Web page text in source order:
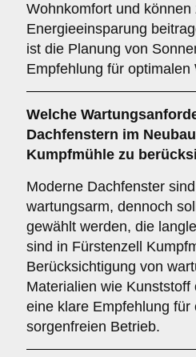
Wohnkomfort und können
Energieeinsparung
ist die Planung von
Empfehlung für optimalen
Welche
Dachfenstern im
Kumpfmühle zu
Moderne Dachfenster
wartungsarm, dennoch
gewählt werden, die
sind in Fürstenzell
Berücksichtigung von
Materialien wie Kunststoff
eine klare Empfehlung für
sorgenfreien Betrieb.